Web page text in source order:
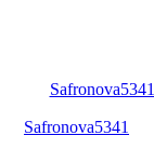
Safronova5341
Safronova5341